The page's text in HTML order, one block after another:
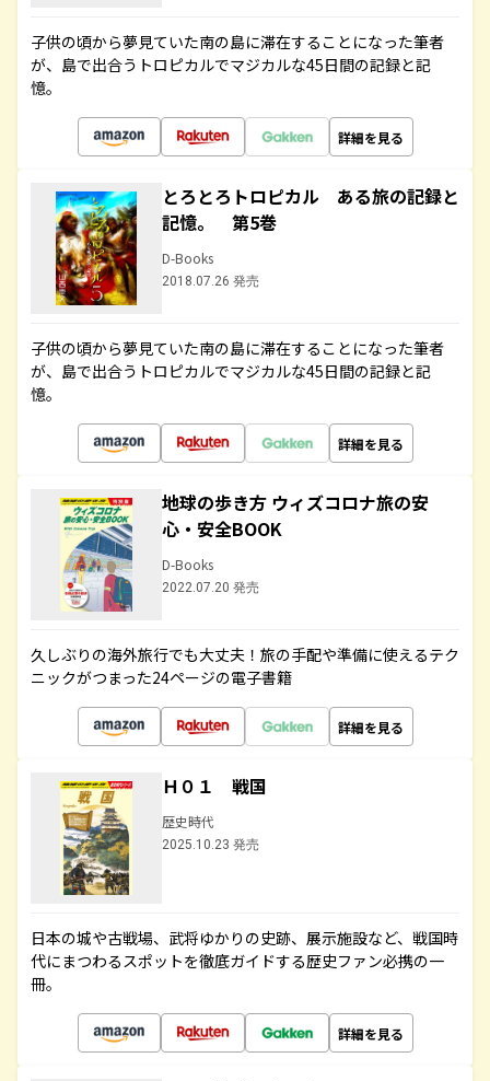
子供の頃から夢見ていた南の島に滞在することになった筆者
が、島で出合うトロピカルでマジカルな45日間の記録と記
憶。
詳細を見る
とろとろトロピカル ある旅の記録と
記憶。 第5巻
D-Books
2018.07.26 発売
子供の頃から夢見ていた南の島に滞在することになった筆者
が、島で出合うトロピカルでマジカルな45日間の記録と記
憶。
詳細を見る
地球の歩き方 ウィズコロナ旅の安
心・安全BOOK
D-Books
2022.07.20 発売
久しぶりの海外旅行でも大丈夫！旅の手配や準備に使えるテク
ニックがつまった24ページの電子書籍
詳細を見る
Ｈ０１ 戦国
歴史時代
2025.10.23 発売
日本の城や古戦場、武将ゆかりの史跡、展示施設など、戦国時
代にまつわるスポットを徹底ガイドする歴史ファン必携の一
冊。
詳細を見る